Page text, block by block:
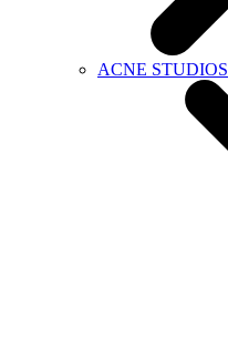
ACNE STUDIOS